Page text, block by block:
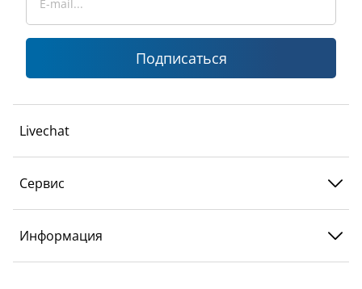
Подписаться
Livechat
Сервис
Информация